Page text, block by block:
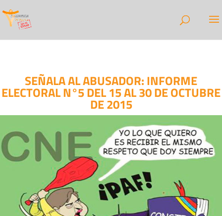
SEÑALA AL ABUSADOR: INFORME
ELECTORAL N°5 DEL 15 AL 30 DE OCTUBRE
DE 2015